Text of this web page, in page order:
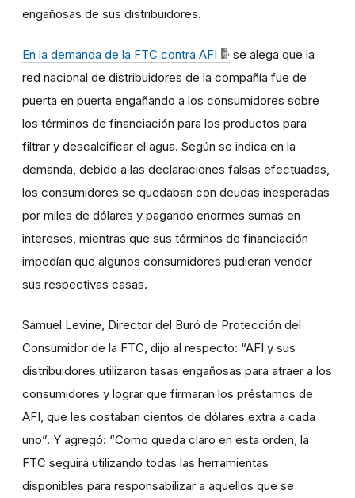
engañosas de sus distribuidores.
En la demanda de la FTC contra AFI
se alega que la
red nacional de distribuidores de la compañía fue de
puerta en puerta engañando a los consumidores sobre
los términos de financiación para los productos para
filtrar y descalcificar el agua. Según se indica en la
demanda, debido a las declaraciones falsas efectuadas,
los consumidores se quedaban con deudas inesperadas
por miles de dólares y pagando enormes sumas en
intereses, mientras que sus términos de financiación
impedían que algunos consumidores pudieran vender
sus respectivas casas.
Samuel Levine, Director del Buró de Protección del
Consumidor de la FTC, dijo al respecto: “AFI y sus
distribuidores utilizaron tasas engañosas para atraer a los
consumidores y lograr que firmaran los préstamos de
AFI, que les costaban cientos de dólares extra a cada
uno”. Y agregó: “Como queda claro en esta orden, la
FTC seguirá utilizando todas las herramientas
disponibles para responsabilizar a aquellos que se